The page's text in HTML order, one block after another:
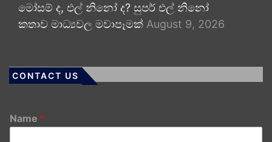
මෝසම් ද, එල් නිනෝ ද? සුපර් එල් නිනෝ
කතාව මාධ්‍යවල මවාපෑමක් August 9, 2026
CONTACT US
Name *